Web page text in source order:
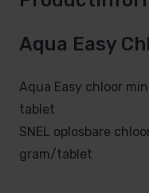
Aqua Easy
Aqua Easy chloor
tablet
SNEL oplosbare
gram/tablet